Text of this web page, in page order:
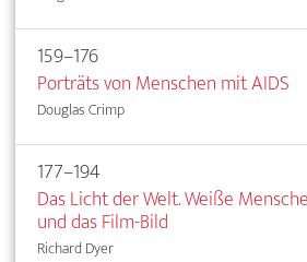
159–176
Porträts von Menschen mit AIDS
Douglas Crimp
177–194
Das Licht der Welt. Weiße
und das Film-Bild
Richard Dyer